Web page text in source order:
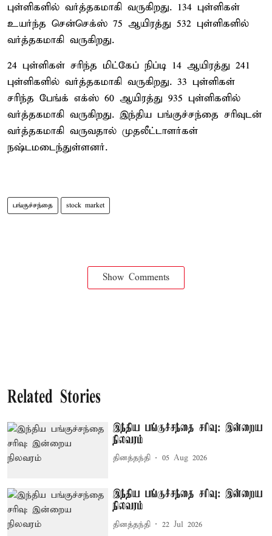
புள்ளிகளில் வர்த்தகமாகி வருகிறது. 134 புள்ளிகள்
உயர்ந்த சென்செக்ஸ் 75 ஆயிரத்து 532 புள்ளிகளில்
வர்த்தகமாகி வருகிறது.
24 புள்ளிகள் சரிந்த மிட்கேப் நிப்டி 14 ஆயிரத்து 241
புள்ளிகளில் வர்த்தகமாகி வருகிறது. 33 புள்ளிகள்
சரிந்த பேங்க் எக்ஸ் 60 ஆயிரத்து 935 புள்ளிகளில்
வர்த்தகமாகி வருகிறது. இந்திய பங்குச்சந்தை சரிவுடன்
வர்த்தகமாகி வருவதால் முதலீட்டாளர்கள்
நஷ்டமடைந்துள்ளனர்.
பங்குச்சந்தை stock market
Show Comments
Related Stories
இந்திய பங்குச்சந்தை சரிவு: இன்றைய
நிலவரம்
தினத்தந்தி 05 Aug 2026
இந்திய பங்குச்சந்தை சரிவு: இன்றைய
நிலவரம்
தினத்தந்தி 22 Jul 2026